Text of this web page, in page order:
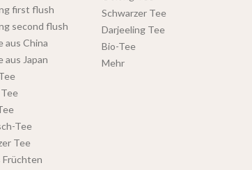
first flush
second flush
aus China
aus Japan
Tee
Tee
Früchten
Schwarzer Tee
Darjeeling Tee
Bio-Tee
Mehr